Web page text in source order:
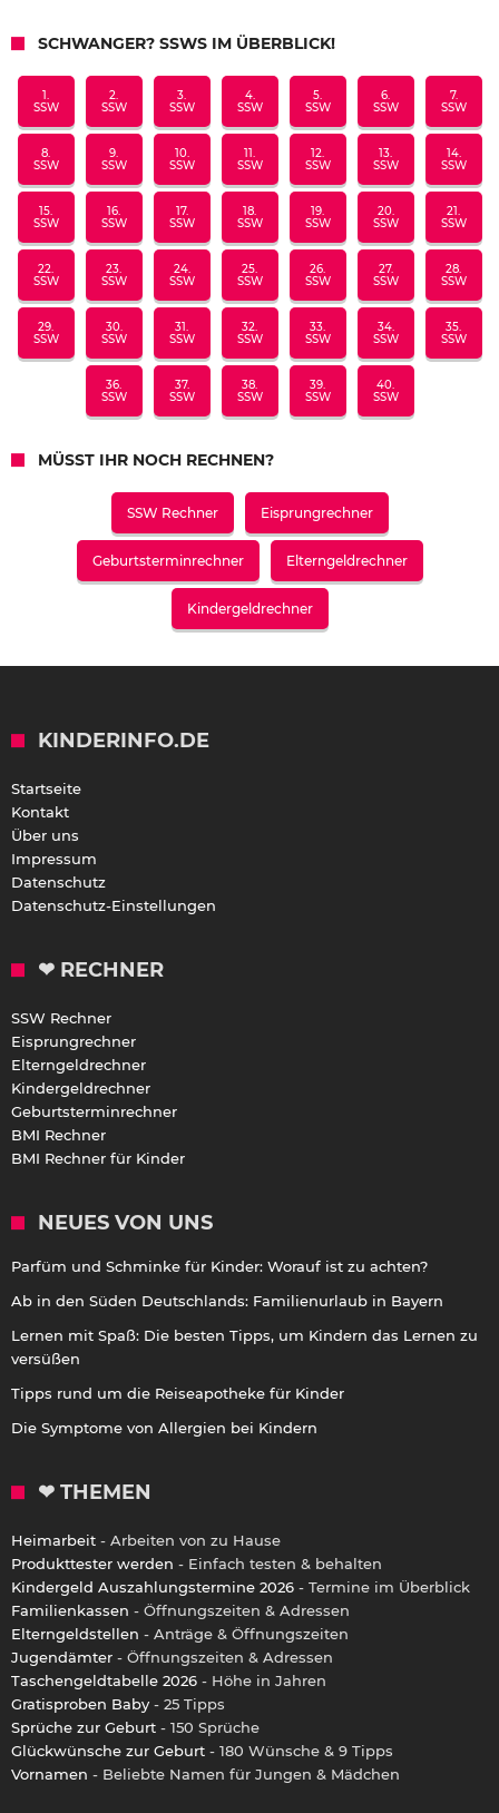
SCHWANGER? SSWS IM ÜBERBLICK!
1.
SSW
2.
SSW
3.
SSW
4.
SSW
5.
SSW
6.
SSW
7.
SSW
8.
SSW
9.
SSW
10.
SSW
11.
SSW
12.
SSW
13.
SSW
14.
SSW
15.
SSW
16.
SSW
17.
SSW
18.
SSW
19.
SSW
20.
SSW
21.
SSW
22.
SSW
23.
SSW
24.
SSW
25.
SSW
26.
SSW
27.
SSW
28.
SSW
29.
SSW
30.
SSW
31.
SSW
32.
SSW
33.
SSW
34.
SSW
35.
SSW
36.
SSW
37.
SSW
38.
SSW
39.
SSW
40.
SSW
MÜSST IHR NOCH RECHNEN?
SSW Rechner Eisprungrechner
Geburtsterminrechner Elterngeldrechner
Kindergeldrechner
KINDERINFO.DE
Startseite
Kontakt
Über uns
Impressum
Datenschutz
Datenschutz-Einstellungen
❤ RECHNER
SSW Rechner
Eisprungrechner
Elterngeldrechner
Kindergeldrechner
Geburtsterminrechner
BMI Rechner
BMI Rechner für Kinder
NEUES VON UNS
Parfüm und Schminke für Kinder: Worauf ist zu achten?
Ab in den Süden Deutschlands: Familienurlaub in Bayern
Lernen mit Spaß: Die besten Tipps, um Kindern das Lernen zu
versüßen
Tipps rund um die Reiseapotheke für Kinder
Die Symptome von Allergien bei Kindern
❤ THEMEN
Heimarbeit - Arbeiten von zu Hause
Produkttester werden - Einfach testen & behalten
Kindergeld Auszahlungstermine 2026 - Termine im Überblick
Familienkassen - Öffnungszeiten & Adressen
Elterngeldstellen - Anträge & Öffnungszeiten
Jugendämter - Öffnungszeiten & Adressen
Taschengeldtabelle 2026 - Höhe in Jahren
Gratisproben Baby - 25 Tipps
Sprüche zur Geburt - 150 Sprüche
Glückwünsche zur Geburt - 180 Wünsche & 9 Tipps
Vornamen - Beliebte Namen für Jungen & Mädchen